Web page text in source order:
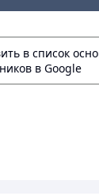
в список
в Google